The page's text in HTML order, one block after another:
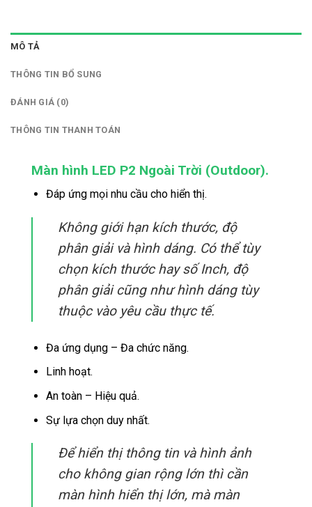
MÔ TẢ
THÔNG TIN BỔ SUNG
ĐÁNH GIÁ (0)
THÔNG TIN THANH TOÁN
Màn hình LED P2 Ngoài Trời (Outdoor).
Đáp ứng mọi nhu cầu cho hiển thị.
Không giới hạn kích thước, độ
phân giải và hình dáng. Có thể tùy
chọn kích thước hay số Inch, độ
phân giải cũng như hình dáng tùy
thuộc vào yêu cầu thực tế.
Đa ứng dụng – Đa chức năng.
Linh hoạt.
An toàn – Hiệu quả.
Sự lựa chọn duy nhất.
Để hiển thị thông tin và hình ảnh
cho không gian rộng lớn thì cần
màn hình hiển thị lớn, mà màn